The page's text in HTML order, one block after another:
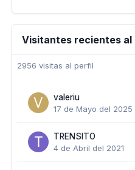
Visitantes recientes al
2956 visitas al perfil
valeriu
17 de Mayo del 2025
TRENSITO
4 de Abril del 2021